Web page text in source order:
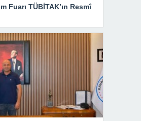
Fuarı TÜBİTAK’ın Resmî